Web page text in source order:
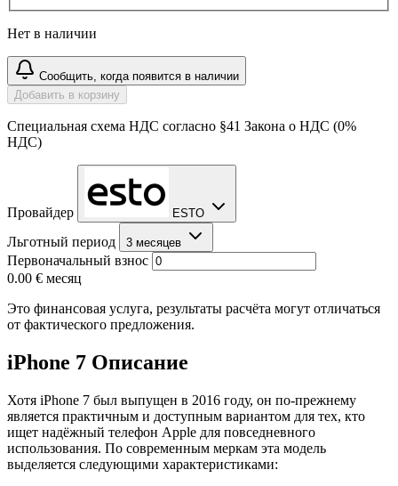
Нет в наличии
Сообщить, когда появится в наличии
Добавить в корзину
Специальная схема НДС согласно §41 Закона о НДС (0%
НДС)
Провайдер ESTO
Льготный период 3 месяцев
Первоначальный взнос
0.00 € месяц
Это финансовая услуга, результаты расчёта могут отличаться
от фактического предложения.
iPhone 7 Описание
Хотя iPhone 7 был выпущен в 2016 году, он по-прежнему
является практичным и доступным вариантом для тех, кто
ищет надёжный телефон Apple для повседневного
использования. По современным меркам эта модель
выделяется следующими характеристиками: